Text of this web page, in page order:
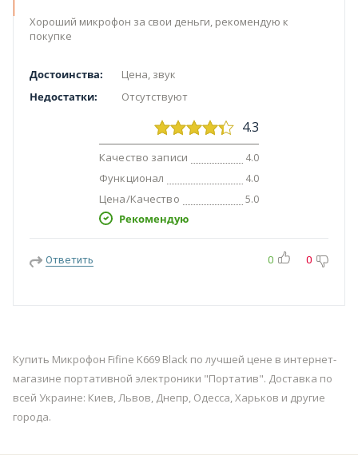
Хороший микрофон за свои деньги, рекомендую к
покупке
Достоинства:
Цена, звук
Недостатки:
Отсутствуют
4.3
Качество записи 4.0
Функционал 4.0
Цена/Качество 5.0
Рекомендую
Ответить 0 0
Купить Микрофон Fifine K669 Black по лучшей цене в интернет-
магазине портативной электроники "Портатив". Доставка по
всей Украине: Киев, Львов, Днепр, Одесса, Харьков и другие
города.